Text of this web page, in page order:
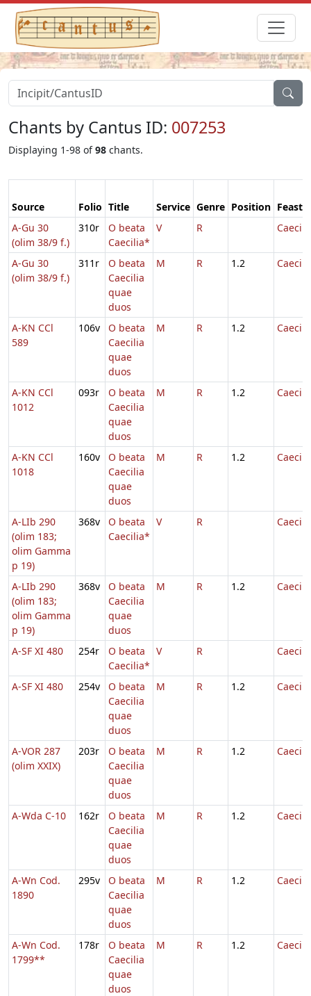
Chants by Cantus ID: 007253
Displaying 1-98 of98 chants.
Source Folio Title Service Genre Position Feast
A-Gu 30
(olim 38/9 f.)
310r
O beata
Caecilia*
V R
A-Gu 30
(olim 38/9 f.)
311r
O beata
Caecilia
quae
duos
M R 1.2
A-KN CCl
589
106v
O beata
Caecilia
quae
duos
M R 1.2
A-KN CCl
1012
093r
O beata
Caecilia
quae
duos
M R 1.2
A-KN CCl
1018
160v
O beata
Caecilia
quae
duos
M R 1.2
A-LIb 290
(olim 183;
olim Gamma
p 19)
368v
O beata
Caecilia*
V R
A-LIb 290
(olim 183;
olim Gamma
p 19)
368v
O beata
Caecilia
quae
duos
M R 1.2
A-SF XI 480 254r
O beata
Caecilia*
V R
A-SF XI 480 254v
O beata
Caecilia
quae
duos
M R 1.2
A-VOR 287
(olim XXIX)
203r
O beata
Caecilia
quae
duos
M R 1.2
A-Wda C-10 162r
O beata
Caecilia
quae
duos
M R 1.2
A-Wn Cod.
1890
295v
O beata
Caecilia
quae
duos
M R 1.2
A-Wn Cod.
1799**
178r
O beata
Caecilia
quae
duos
M R 1.2